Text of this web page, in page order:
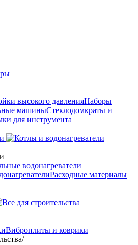
высокого давленияНаборы
машиныСтеклодомкраты и
для инструмента
водонагреватели
Расходные материалы
Виброплиты и коврики
/